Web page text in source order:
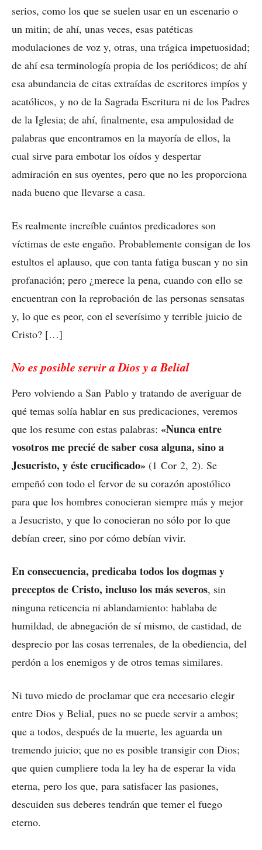
serios, como los que se suelen usar en un escenario o
un mitin; de ahí, unas veces, esas patéticas
modulaciones de voz y, otras, una trágica impetuosidad;
de ahí esa terminología propia de los periódicos; de ahí
esa abundancia de citas extraídas de escritores impíos y
acatólicos, y no de la Sagrada Escritura ni de los Padres
de la Iglesia; de ahí, finalmente, esa ampulosidad de
palabras que encontramos en la mayoría de ellos, la
cual sirve para embotar los oídos y despertar
admiración en sus oyentes, pero que no les proporciona
nada bueno que llevarse a casa.
Es realmente increíble cuántos predicadores son
víctimas de este engaño. Probablemente consigan de los
estultos el aplauso, que con tanta fatiga buscan y no sin
profanación; pero ¿merece la pena, cuando con ello se
encuentran con la reprobación de las personas sensatas
y, lo que es peor, con el severísimo y terrible juicio de
Cristo? […]
No es posible servir a Dios y a Belial
Pero volviendo a San Pablo y tratando de averiguar de
qué temas solía hablar en sus predicaciones, veremos
que los resume con estas palabras: «Nunca entre
vosotros me precié de saber cosa alguna, sino a
Jesucristo, y éste crucificado» (1 Cor 2, 2). Se
empeñó con todo el fervor de su corazón apostólico
para que los hombres conocieran siempre más y mejor
a Jesucristo, y que lo conocieran no sólo por lo que
debían creer, sino por cómo debían vivir.
En consecuencia, predicaba todos los dogmas y
preceptos de Cristo, incluso los más severos, sin
ninguna reticencia ni ablandamiento: hablaba de
humildad, de abnegación de sí mismo, de castidad, de
desprecio por las cosas terrenales, de la obediencia, del
perdón a los enemigos y de otros temas similares.
Ni tuvo miedo de proclamar que era necesario elegir
entre Dios y Belial, pues no se puede servir a ambos;
que a todos, después de la muerte, les aguarda un
tremendo juicio; que no es posible transigir con Dios;
que quien cumpliere toda la ley ha de esperar la vida
eterna, pero los que, para satisfacer las pasiones,
descuiden sus deberes tendrán que temer el fuego
eterno.